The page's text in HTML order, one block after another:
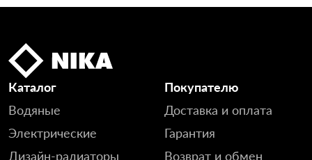
Каталог
Водяные
Электрические
Дизайн-радиаторы
Покупателю
Доставка и оплата
Гарантия
Возврат и обмен